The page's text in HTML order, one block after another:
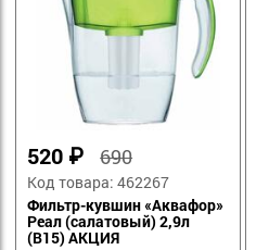
520 ₽690
Код товара: 462267
Фильтр-кувшин «Аквафор»
Реал (салатовый) 2,9л
(В15) АКЦИЯ